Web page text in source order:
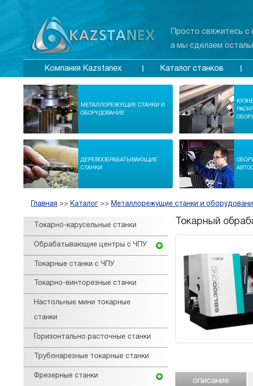
Просто свяжитесь с
а мы сделаем
Компания Kazstanex Каталог станков
МЕТАЛЛОРЕЖУЩИЕ СТАНКИ И
ОБОРУДОВАНИЕ
ДЕРЕВООБРАБАТЫВАЮЩИЕ
СТАНКИ
Главная >> Каталог >> Металлорежущие станки и
Tокарнo-карусельные станки
Обрабатывающие центры с ЧПУ
Токарные станки с ЧПУ
Токарно-винторезные станки
Настольные мини токарные
станки
Горизонтально расточные станки
Трубонарезные токарные станки
Фрезерные станки
Токарный
описание